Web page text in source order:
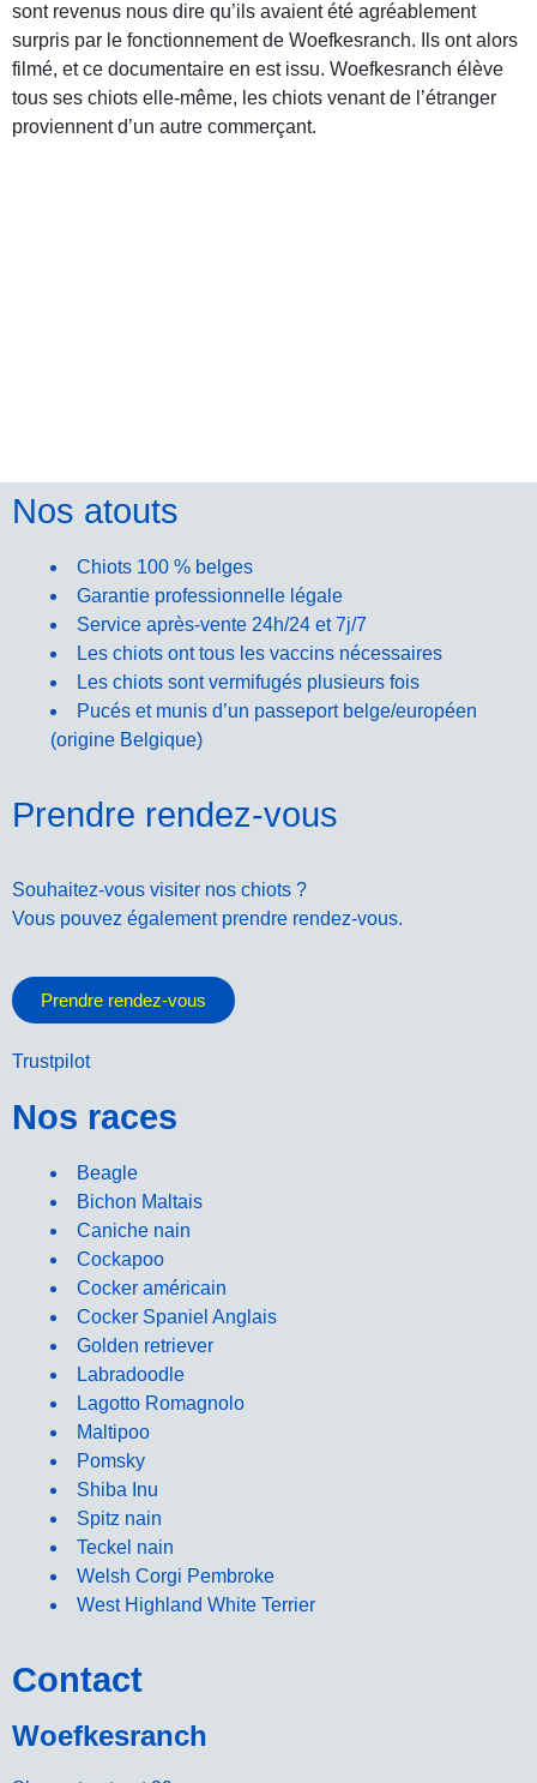
sont revenus nous dire qu’ils avaient été agréablement
surpris par le fonctionnement de Woefkesranch. Ils ont alors
filmé, et ce documentaire en est issu. Woefkesranch élève
tous ses chiots elle-même, les chiots venant de l’étranger
proviennent d’un autre commerçant.
Nos atouts
Chiots 100 % belges
Garantie professionnelle légale
Service après-vente 24h/24 et 7j/7
Les chiots ont tous les vaccins nécessaires
Les chiots sont vermifugés plusieurs fois
Pucés et munis d’un passeport belge/européen
(origine Belgique)
Prendre rendez-vous
Souhaitez-vous visiter nos chiots ?
Vous pouvez également prendre rendez-vous.
Prendre rendez-vous
Trustpilot
Nos races
Beagle
Bichon Maltais
Caniche nain
Cockapoo
Cocker américain
Cocker Spaniel Anglais
Golden retriever
Labradoodle
Lagotto Romagnolo
Maltipoo
Pomsky
Shiba Inu
Spitz nain
Teckel nain
Welsh Corgi Pembroke
West Highland White Terrier
Contact
Woefkesranch